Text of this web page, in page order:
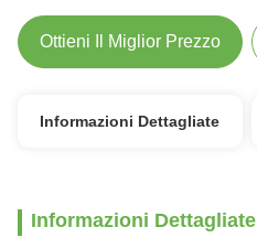
Ottieni Il Miglior Prezzo
Informazioni Dettagliate
Informazioni Dettagliate